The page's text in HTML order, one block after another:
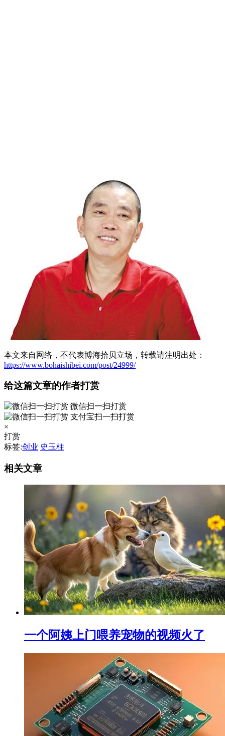
本文来自网络，不代表博海拾贝立场，转载请注明出处：
https://www.bohaishibei.com/post/24999/
给这篇文章的作者打赏
微信扫一扫打赏
支付宝扫一扫打赏
×
打赏
标签:创业 史玉柱
相关文章
一个阿姨上门喂养宠物的视频火了